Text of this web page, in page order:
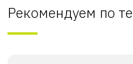
Рекомендуем по